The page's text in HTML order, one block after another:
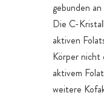
gebunden
Die C-
aktiven
Körper nicht
aktivem
weitere